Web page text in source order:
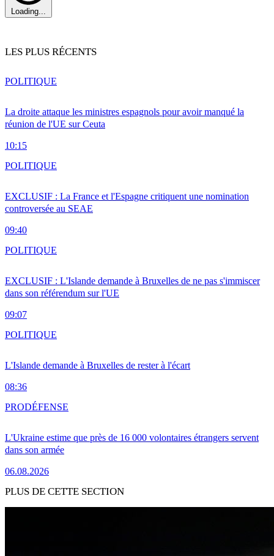
Loading...
LES PLUS RÉCENTS
La droite attaque les ministres espagnols pour avoir manqué la
réunion de l'UE sur Ceuta
10:15
POLITIQUE
EXCLUSIF : La France et l'Espagne critiquent une nomination
controversée au SEAE
09:40
POLITIQUE
EXCLUSIF : L'Islande demande à Bruxelles de ne pas s'immiscer
dans son référendum sur l'UE
09:07
POLITIQUE
L'Islande demande à Bruxelles de rester à l'écart
08:36
POLITIQUE
L'Ukraine estime que près de 16 000 volontaires étrangers servent
dans son armée
06.08.2026
PRODÉFENSE
PLUS DE CETTE SECTION